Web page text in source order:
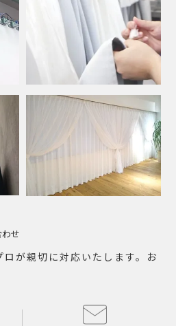
せ
ロが親切に対応いたします。お